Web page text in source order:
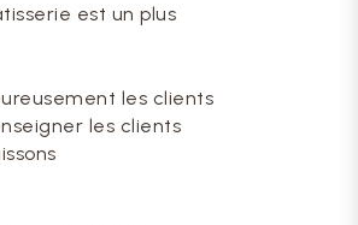
est un plus
les clients
les clients